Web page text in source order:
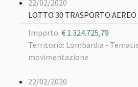
22/02/2020
LOTTO 30 TRASPORTO
Importo: € 1.324.725,79
Territorio: Lombardia -
movimentazione
22/02/2020